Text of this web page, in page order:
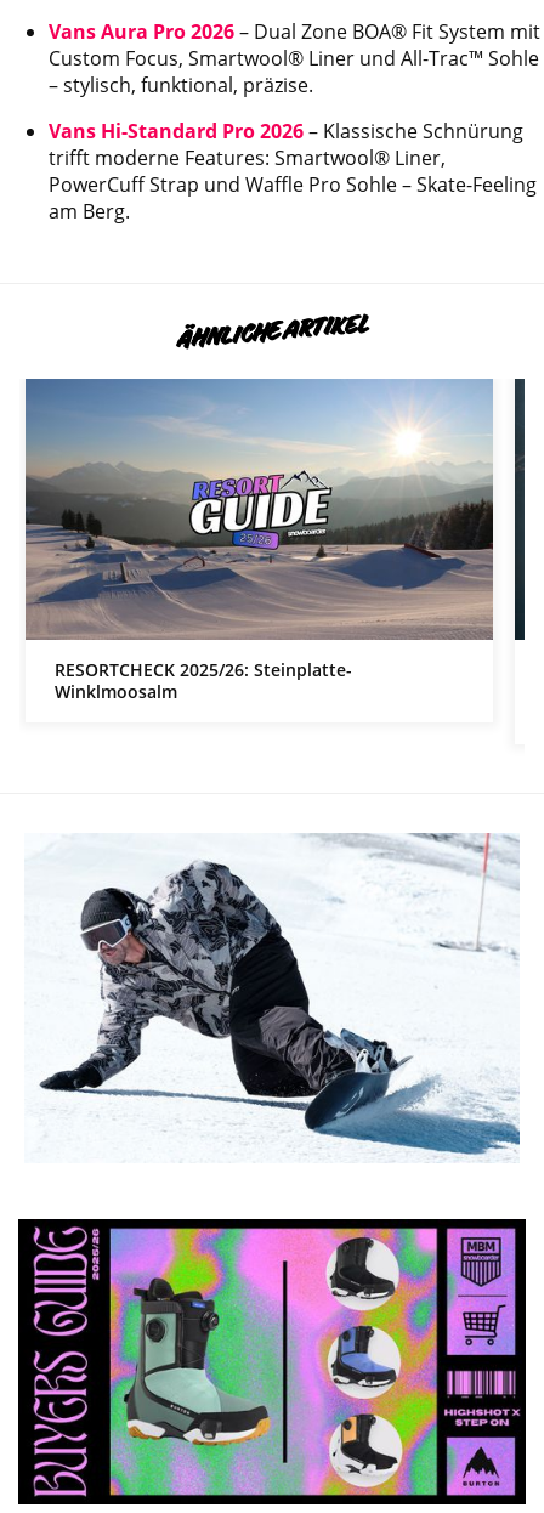
Vans Aura Pro 2026– Dual Zone BOA® Fit System mit
Custom Focus, Smartwool® Liner und All-Trac™ Sohle
– stylisch, funktional, präzise.
Vans Hi-Standard Pro 2026– Klassische Schnürung
trifft moderne Features: Smartwool® Liner,
PowerCuff Strap und Waffle Pro Sohle – Skate-Feeling
am Berg.
ÄHNLICHE ARTIKEL
RESORTCHECK 2025/26: Steinplatte-
Winklmoosalm